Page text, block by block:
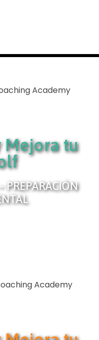
Mejora tu
PREPARACIÓN